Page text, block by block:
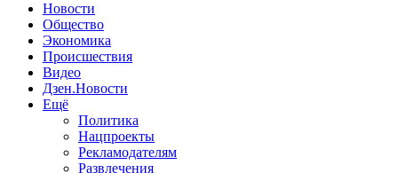
Новости
Общество
Экономика
Происшествия
Видео
Дзен.Новости
Ещё
Политика
Нацпроекты
Рекламодателям
Развлечения